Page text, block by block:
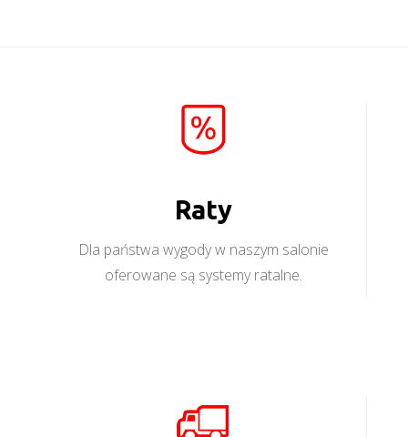
Raty
Dla państwa wygody w naszym salonie
oferowane są systemy ratalne.